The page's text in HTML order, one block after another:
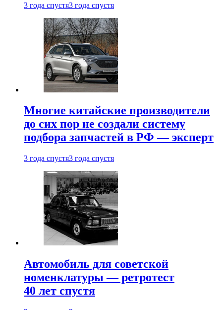
3 года спустя3 года спустя
Многие китайские производители
до сих пор не создали систему
подбора запчастей в РФ — эксперт
3 года спустя3 года спустя
Автомобиль для советской
номенклатуры — ретротест
40 лет спустя